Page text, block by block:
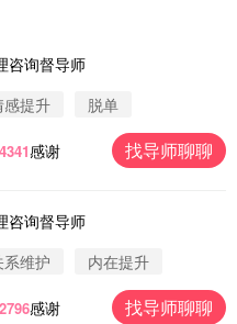
咨询督导师
感提升 脱单
4341感谢 找导师聊聊
咨询督导师
系维护 内在提升
2796感谢 找导师聊聊
此页面咨询，已获得专属情感方
过此页面咨询，已获得专属情感方
过此页面咨询，已获得专属情感